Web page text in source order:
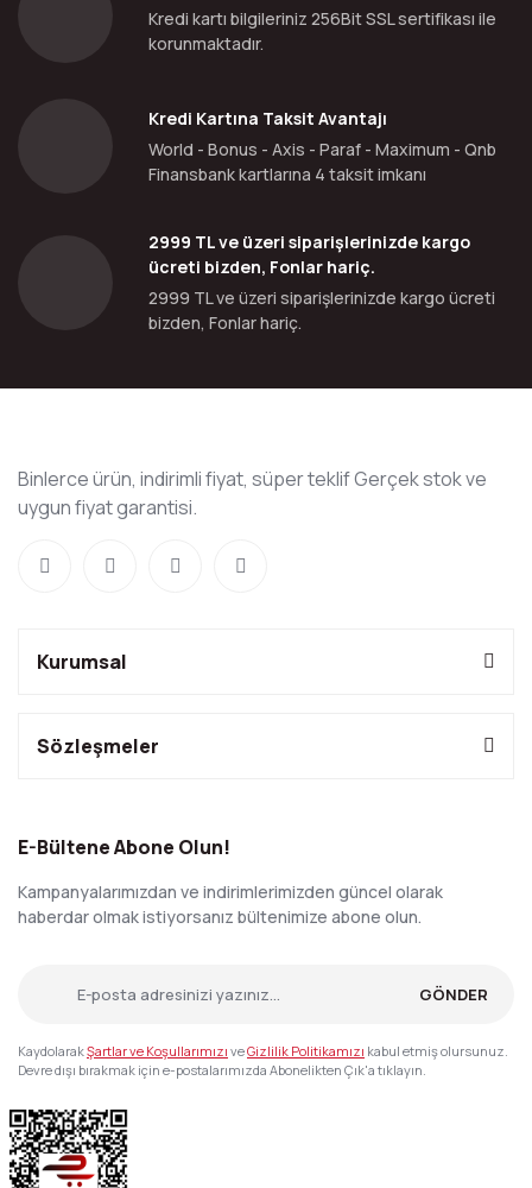
Kredi kartı bilgileriniz 256Bit SSL sertifikası ile
korunmaktadır.
Kredi Kartına Taksit Avantajı
World - Bonus - Axis - Paraf - Maximum - Qnb
Finansbank kartlarına 4 taksit imkanı
2999 TL ve üzeri siparişlerinizde kargo
ücreti bizden, Fonlar hariç.
2999 TL ve üzeri siparişlerinizde kargo ücreti
bizden, Fonlar hariç.
Binlerce ürün, indirimli fiyat, süper teklif Gerçek stok ve
uygun fiyat garantisi.
Kurumsal
Sözleşmeler
E-Bültene Abone Olun!
Kampanyalarımızdan ve indirimlerimizden güncel olarak
haberdar olmak istiyorsanız bültenimize abone olun.
GÖNDER
KaydolarakŞartlar ve Koşullarımızı veGizlilik Politikamızı kabul etmiş olursunuz.
Devre dışı bırakmak için e-postalarımızda Abonelikten Çık'a tıklayın.